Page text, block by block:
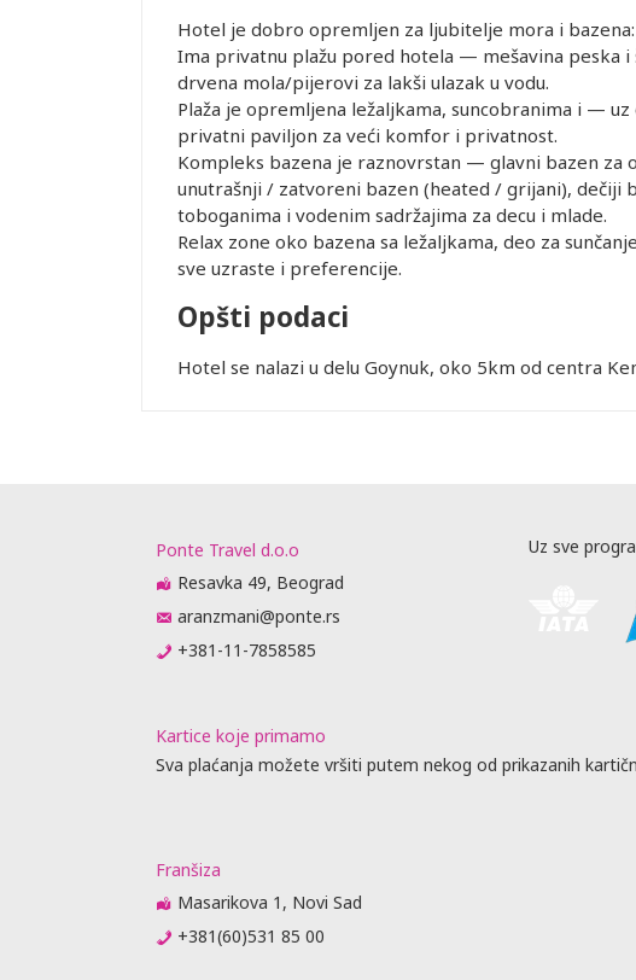
Hotel je dobro opremljen za ljubitelje mora i bazena:
Ima privatnu plažu pored hotela — mešavina peska
drvena mola/pijerovi za lakši ulazak u vodu.
Plaža je opremljena ležaljkama, suncobranima i —
privatni paviljon za veći komfor i privatnost.
Kompleks bazena je raznovrstan — glavni bazen za
unutrašnji / zatvoreni bazen (heated / grijani), dečiji
toboganima i vodenim sadržajima za decu i mlade.
Relax zone oko bazena sa ležaljkama, deo za
sve uzraste i preferencije.
Opšti podaci
Hotel se nalazi u delu Goynuk, oko 5km od centra
Ponte Travel d.o.o
Resavka 49, Beograd
aranzmani@ponte.rs
+381-11-7858585
Uz sve
Kartice koje primamo
Sva plaćanja možete vršiti putem nekog od prikazanih
Franšiza
Masarikova 1, Novi Sad
+381(60)531 85 00